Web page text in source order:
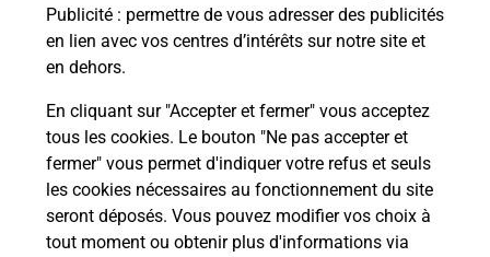
Publicité : permettre de vous adresser des publicités
en lien avec vos centres d’intérêts sur notre site et
en dehors.
En cliquant sur "Accepter et fermer" vous acceptez
tous les cookies. Le bouton "Ne pas accepter et
fermer" vous permet d'indiquer votre refus et seuls
les cookies nécessaires au fonctionnement du site
seront déposés. Vous pouvez modifier vos choix à
tout moment ou obtenir plus d'informations via
avec La Poste Mobile ?
à l’étranger avec La Poste Mobile ?
Est-ce que je peux payer mon iPhone
en plusieurs fois avec La Poste Mobile
?